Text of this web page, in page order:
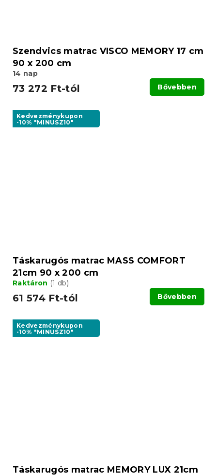
Szendvics matrac VISCO MEMORY 17 cm
90 x 200 cm
14 nap
73 272 Ft-tól Bővebben
Kedvezménykupon
-10% "MINUSZ10"
Táskarugós matrac MASS COMFORT
21cm 90 x 200 cm
Raktáron (1 db)
61 574 Ft-tól Bővebben
Kedvezménykupon
-10% "MINUSZ10"
Táskarugós matrac MEMORY LUX 21cm